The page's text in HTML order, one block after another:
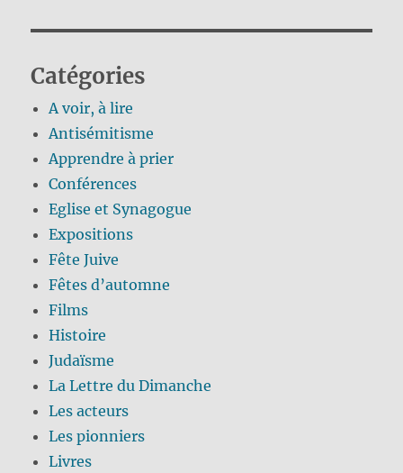
Catégories
A voir, à lire
Antisémitisme
Apprendre à prier
Conférences
Eglise et Synagogue
Expositions
Fête Juive
Fêtes d’automne
Films
Histoire
Judaïsme
La Lettre du Dimanche
Les acteurs
Les pionniers
Livres